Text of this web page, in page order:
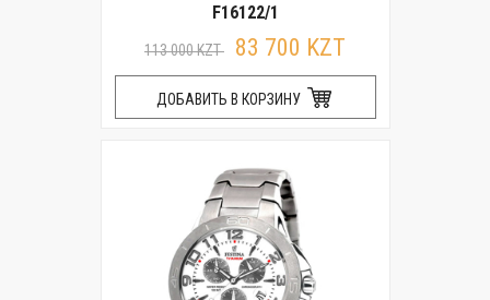
F16122/1
113 000 KZT 83 700 KZT
ДОБАВИТЬ В КОРЗИНУ